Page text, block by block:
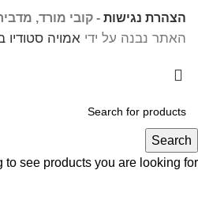
הצהרת נגישות - קובי מורד,
האתר נבנה על ידי אמויה סטודיו
Search
to see products you are looking for.